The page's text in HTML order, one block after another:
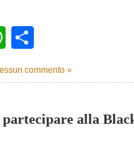
WhatsApp
commento »
alla